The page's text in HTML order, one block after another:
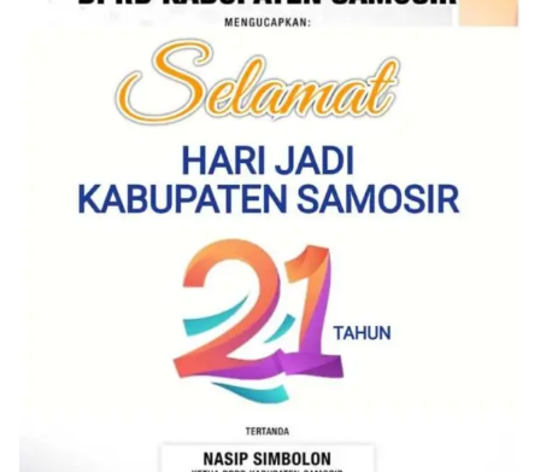
Pemasangan Bendera Merah Putih Jelang HUT
Kemerdekaan RI‎‎Medan, 5 Agustus 2026 — Dalam
rangka menyambut Hari Ulang Tahun
Kemerdekaan Republik Indonesia yang ke-81,
Bhabinkamtibmas Kelurahan Sunggal, Aiptu
Muliyadi Suraukur, melaksanakan kegiatan
sambang Door to Door System (DDS) kepada
warga di wilayah Kelurahan Sunggal, Kecamatan
Medan Sunggal, pada Rabu (05/08/2026).‎‎Kegiatan
tersebut berlangsung sejak pukul 09.00 WIB
hingga selesai, menyasar rumah-rumah warga di
beberapa lingkungan yang ada di kelurahan
tersebut.‎Sambang Langsung ke Rumah
Warga‎Dalam kegiatan ini, Aiptu Muliyadi
Suraukur mendatangi warga secara langsung dari
rumah ke rumah untuk menjalin silaturahmi
sekaligus menyampaikan pesan-pesan
kamtibmas. Kehadiran petugas disambut baik
oleh warga, yang sebagian besar tengah bersiap